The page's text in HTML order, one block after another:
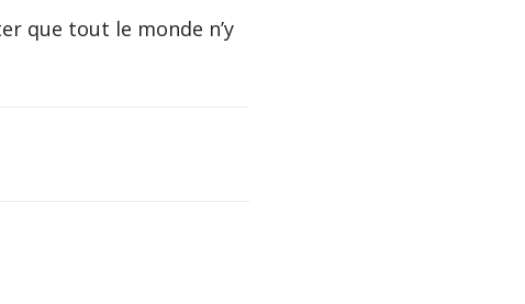
que tout le monde n’y